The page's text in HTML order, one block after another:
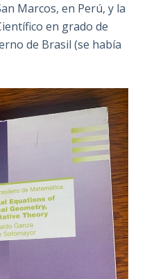
Marcos, en Perú, y la
en grado de
de Brasil (se había